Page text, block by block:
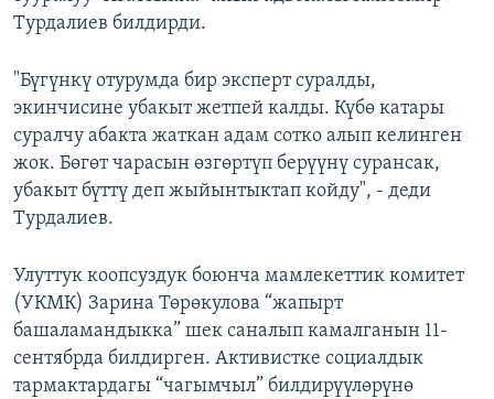
Турдалиев билдирди.
"Бүгүнкү отурумда бир эксперт суралды,
экинчисине убакыт жетпей калды. Күбө катары
суралчу абакта жаткан адам сотко алып келинген
жок. Бөгөт чарасын өзгөртүп берүүнү сурансак,
убакыт бүттү деп жыйынтыктап койду", - деди
Турдалиев.
Улуттук коопсуздук боюнча мамлекеттик комитет
(УКМК) Зарина Төрөкулова “жапырт
башаламандыкка” шек саналып камалганын 11-
сентябрда билдирген. Активистке социалдык
тармактардагы “чагымчыл” билдирүүлөрүнө